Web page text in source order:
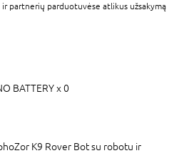
ir partnerių parduotuvėse atlikus užsakymą
BATTERY x 0
K9 Rover Bot su robotu ir